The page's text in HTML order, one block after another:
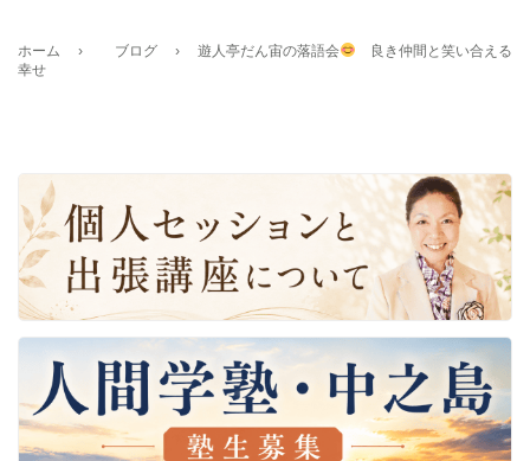
ホーム › ブログ › 遊人亭だん宙の落語会
良き仲間と笑い合える
幸せ